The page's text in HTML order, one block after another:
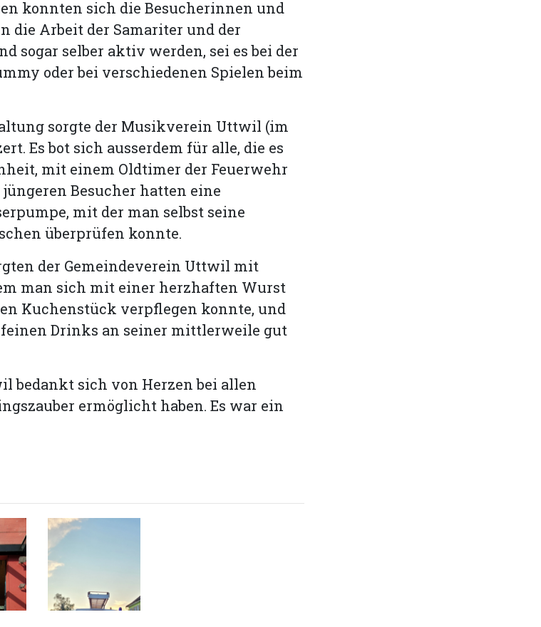
konnten sich die Besucherinnen und
die Arbeit der Samariter und der
sogar selber aktiv werden, sei es bei der
oder bei verschiedenen Spielen beim
sorgte der Musikverein Uttwil (im
Es bot sich ausserdem für alle, die es
mit einem Oldtimer der Feuerwehr
Besucher hatten eine
mit der man selbst seine
überprüfen konnte.
der Gemeindeverein Uttwil mit
man sich mit einer herzhaften Wurst
Kuchenstück verpflegen konnte, und
Drinks an seiner mittlerweile gut
bedankt sich von Herzen bei allen
ermöglicht haben. Es war ein